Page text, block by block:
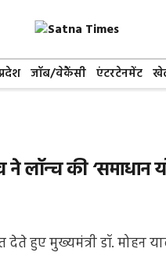
जॉब/वेकैंसी एंटरटेनमेंट
लॉन्च की ‘समाधान
हुए मुख्यमंत्री डॉ. मोहन